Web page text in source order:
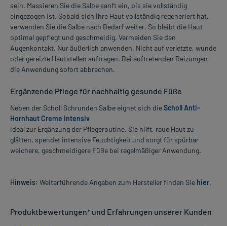
sein. Massieren Sie die Salbe sanft ein, bis sie vollständig
eingezogen ist. Sobald sich Ihre Haut vollständig regeneriert hat,
verwenden Sie die Salbe nach Bedarf weiter. So bleibt die Haut
optimal gepflegt und geschmeidig. Vermeiden Sie den
Augenkontakt. Nur äußerlich anwenden. Nicht auf verletzte, wunde
oder gereizte Hautstellen auftragen. Bei auftretenden Reizungen
die Anwendung sofort abbrechen.
Ergänzende Pflege für nachhaltig gesunde Füße
Neben der Scholl Schrunden Salbe eignet sich dieScholl Anti-
Hornhaut Creme Intensiv
ideal zur Ergänzung der Pflegeroutine. Sie hilft, raue Haut zu
glätten, spendet intensive Feuchtigkeit und sorgt für spürbar
weichere, geschmeidigere Füße bei regelmäßiger Anwendung.
Hinweis: Weiterführende Angaben zum Hersteller finden Sie hier.
Produktbewertungen* und Erfahrungen unserer Kunden